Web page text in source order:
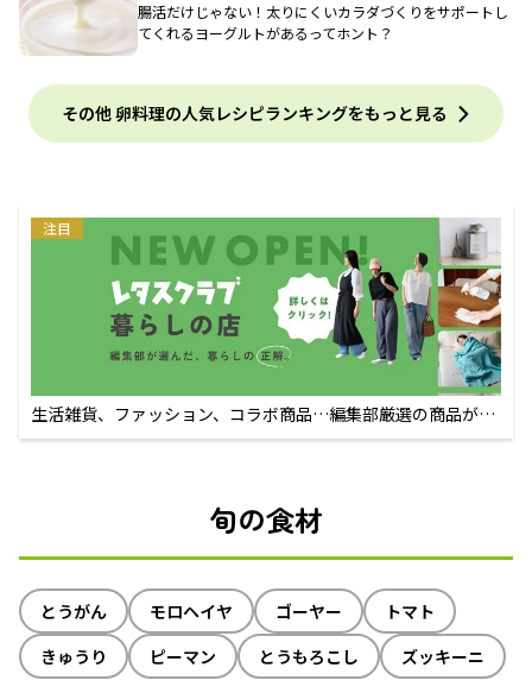
腸活だけじゃない！太りにくいカラダづくりをサポートし
てくれるヨーグルトがあるってホント？
その他 卵料理の人気レシピランキングをもっと見る
注目
生活雑貨、ファッション、コラボ商品…編集部厳選の商品が買
えるECサイト
旬の食材
とうがん モロヘイヤ ゴーヤー
トマト
きゅうり
ピーマン とうもろこし ズッキーニ